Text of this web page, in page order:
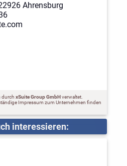
Ahrensburg
durch xSuite Group GmbHverwaltet.
Impressum zum Unternehmen finden
interessieren: